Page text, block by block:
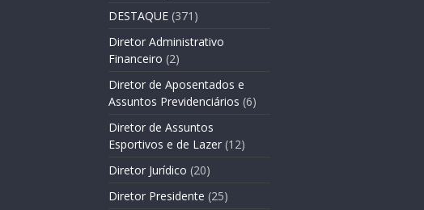
DESTAQUE (371)
Diretor Administrativo
Financeiro (2)
Diretor de Aposentados e
Assuntos Previdenciários (6)
Diretor de Assuntos
Esportivos e de Lazer (12)
Diretor Jurídico (20)
Diretor Presidente (25)